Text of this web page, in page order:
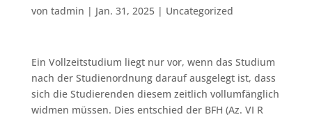
von tadmin | Jan. 31, 2025| Uncategorized
Ein Vollzeitstudium liegt nur vor, wenn das Studium
nach der Studienordnung darauf ausgelegt ist, dass
sich die Studierenden diesem zeitlich vollumfänglich
widmen müssen. Dies entschied der BFH (Az. VI R